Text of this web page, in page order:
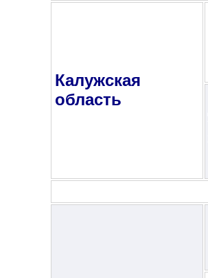
Калужская
область